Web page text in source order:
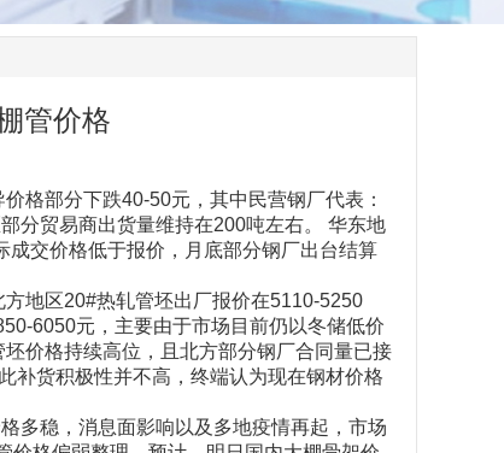
管价格
格部分下跌40-50元，其中民营钢厂代表：
分贸易商出货量维持在200吨左右。 华东地
交价格低于报价，月底部分钢厂出台结算
地区20#热轧管坯出厂报价在5110-5250
6050元，主要由于市场目前仍以冬储低价
价格持续高位，且北方部分钢厂合同量已接
补货积极性并不高，终端认为现在钢材价格
多稳，消息面影响以及多地疫情再起，市场